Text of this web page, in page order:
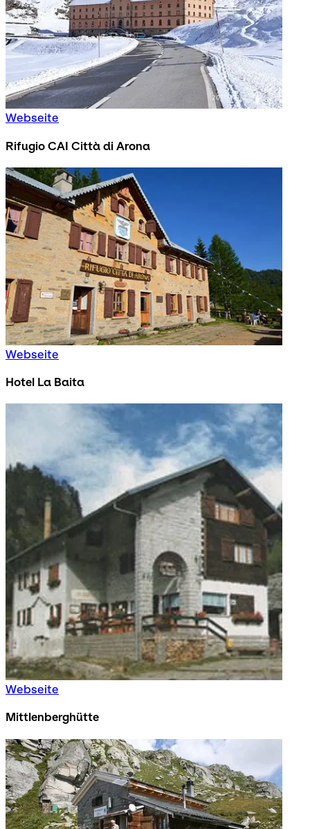
Webseite
Rifugio CAI Città di Arona
Webseite
Hotel La Baita
Webseite
Mittlenberghütte